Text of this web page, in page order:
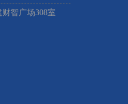
智广场308室